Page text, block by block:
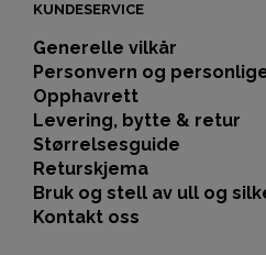
KUNDESERVICE
Generelle vilkår
Personvern og
Opphavrett
Levering, bytte & retur
Størrelsesguide
Returskjema
Bruk og stell av ull og
Kontakt oss